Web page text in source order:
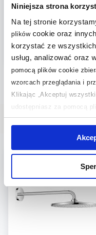
Niniejsza strona
Na tej stronie
plikówcookie oraz
korzystać ze
usług, analizować oraz
pomocą plików cookie
wzorcach przeglądania i
Klikając „Akceptuj
udostępniasz za pomocą
użytkowników
jednak, że zablokowane
na sposób dostarczania
Aby uzyskać więcej
kliknij „Ustawienia plików
ramieniem ściennym
chrom 26558000
1 299,99 zł
Cena kat.:2 152,50 zł
(1)
multirabaty